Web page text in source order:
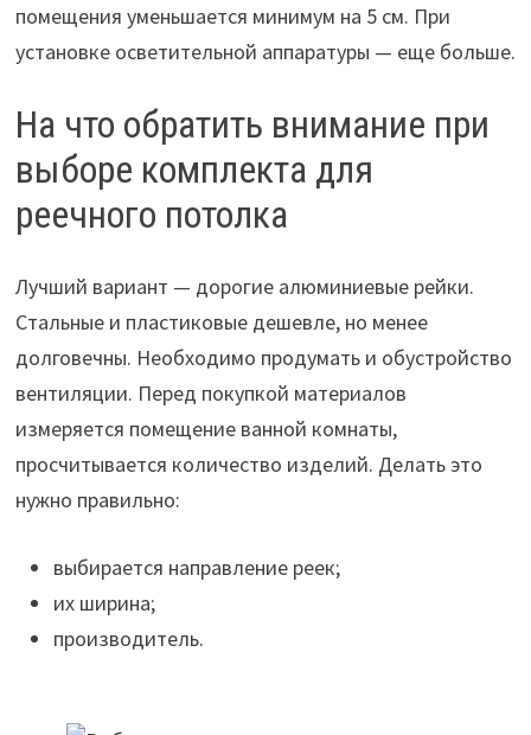
помещения уменьшается минимум на 5 см. При
установке осветительной аппаратуры — еще больше.
На что обратить внимание при
выборе комплекта для
реечного потолка
Лучший вариант — дорогие алюминиевые рейки.
Стальные и пластиковые дешевле, но менее
долговечны. Необходимо продумать и обустройство
вентиляции. Перед покупкой материалов
измеряется помещение ванной комнаты,
просчитывается количество изделий. Делать это
нужно правильно:
выбирается направление реек;
их ширина;
производитель.